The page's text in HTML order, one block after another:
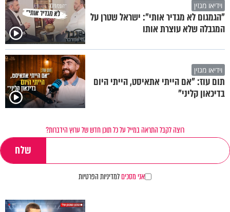
וידיאו מגזין
"הגמגום לא מגדיר אותי": ישראל שטרן על
המגבלה שלא עוצרת אותו
וידיאו מגזין
תום עוז: "אם הייתי אתאיסט, הייתי היום
בדיכאון קליני"
רוצה לקבל התראה במייל על כל תוכן חדש של ערוץ הידברות?
אני מסכיםלמדיניות הפרטיות